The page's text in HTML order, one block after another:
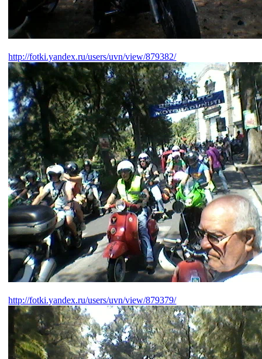
http://fotki.yandex.ru/users/uvn/view/879382/
http://fotki.yandex.ru/users/uvn/view/879379/